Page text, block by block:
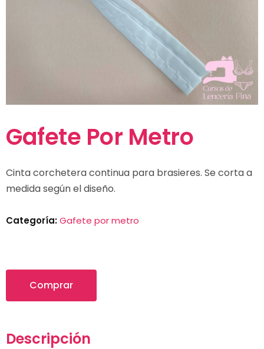
Gafete Por Metro
Cinta corchetera continua para brasieres. Se corta a
medida según el diseño.
Categoría:Gafete por metro
Comprar
Descripción